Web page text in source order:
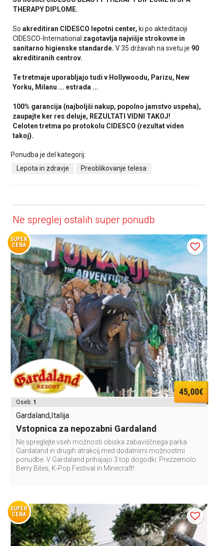
THERAPY DIPLOME.
Soakreditiran CIDESCO lepotni center, ki po akteditaciji
CIDESCO-International zagotavlja najvišje strokovne in
sanitarno higienske standarde. V 35 državah na svetu je 90
akreditiranih centrov.
Te tretmaje uporabljajo tudi v Hollywoodu, Parizu, New
Yorku, Milanu ... estrada ...
100% garancija (najboljši nakup, popolno jamstvo uspeha),
zaupajte ker res deluje, REZULTATI VIDNI TAKOJ!
Celoten tretma po protokolu CIDESCO (rezultat viden
takoj).
Ponudba je del kategorij:
Lepota in zdravje
Preoblikovanje telesa
Ne spreglej ostalih super ponudb
SUPER
CENA
45,00€
Oseb: 1
Gardaland,Italija
Vstopnica za nepozabni Gardaland
Ne spreglejte vseh možnosti obiska zabaviščnega parka
Gardaland in drugih atrakcij med dodatnimi možnostmi
ponudbe. V Gardaland prihajajo 3 top dogodki: Prezzemolo
Berry Bites, K-Pop Festival in Minecraft!
SUPER
CENA